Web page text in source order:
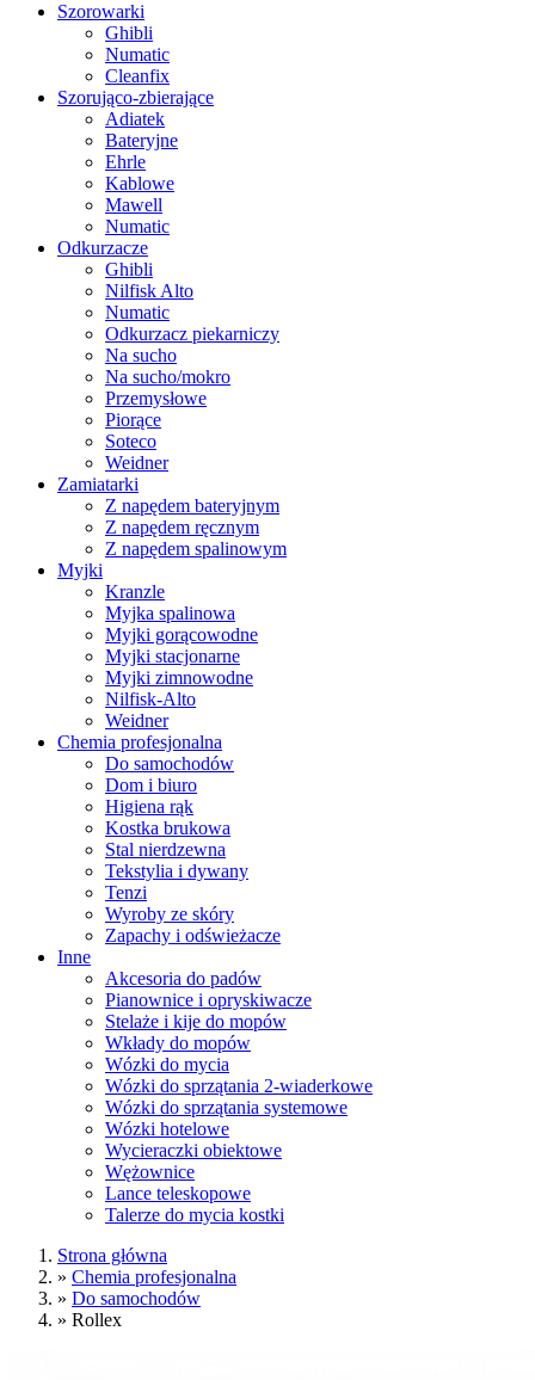
Szorowarki
Ghibli
Numatic
Cleanfix
Szorująco-zbierające
Adiatek
Bateryjne
Ehrle
Kablowe
Mawell
Numatic
Odkurzacze
Ghibli
Nilfisk Alto
Numatic
Odkurzacz piekarniczy
Na sucho
Na sucho/mokro
Przemysłowe
Piorące
Soteco
Weidner
Zamiatarki
Z napędem bateryjnym
Z napędem ręcznym
Z napędem spalinowym
Myjki
Kranzle
Myjka spalinowa
Myjki gorącowodne
Myjki stacjonarne
Myjki zimnowodne
Nilfisk-Alto
Weidner
Chemia profesjonalna
Do samochodów
Dom i biuro
Higiena rąk
Kostka brukowa
Stal nierdzewna
Tekstylia i dywany
Tenzi
Wyroby ze skóry
Zapachy i odświeżacze
Inne
Akcesoria do padów
Pianownice i opryskiwacze
Stelaże i kije do mopów
Wkłady do mopów
Wózki do mycia
Wózki do sprzątania 2-wiaderkowe
Wózki do sprzątania systemowe
Wózki hotelowe
Wycieraczki obiektowe
Wężownice
Lance teleskopowe
Talerze do mycia kostki
Strona główna
» Chemia profesjonalna
» Do samochodów
» Rollex